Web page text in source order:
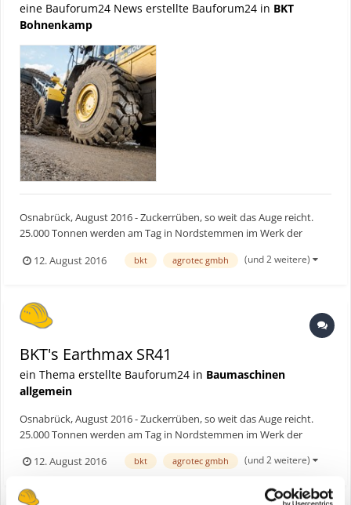
eine Bauforum24 News erstellte Bauforum24 in BKT
Bohnenkamp
Osnabrück, August 2016 - Zuckerrüben, so weit das Auge reicht.
25.000 Tonnen werden am Tag in Nordstemmen im Werk der
vorstellen, dass diese Mengen nicht ganz so einfach hin und her
12. August 2016 bkt agrotec gmbh (und 2 weitere)
BKT's Earthmax SR41
ein Thema erstellte Bauforum24 in Baumaschinen
allgemein
Osnabrück, August 2016 - Zuckerrüben, so weit das Auge reicht.
25.000 Tonnen werden am Tag in Nordstemmen im Werk der
Nordzucker AG angeliefert und bewegt. Man kann sich gut
vorstellen, dass diese Mengen nicht ganz so einfach hin und her
i...
12. August 2016 bkt agrotec gmbh (und 2 weitere)